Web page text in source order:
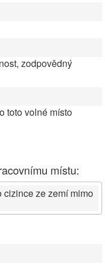
zodpovědný
toto volné místo
místu:
ze zemí mimo